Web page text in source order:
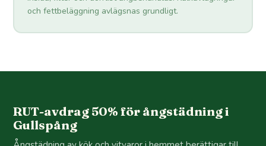
och fettbeläggning avlägsnas grundligt.
RUT-avdrag 50% för ångstädning i
Gullspång